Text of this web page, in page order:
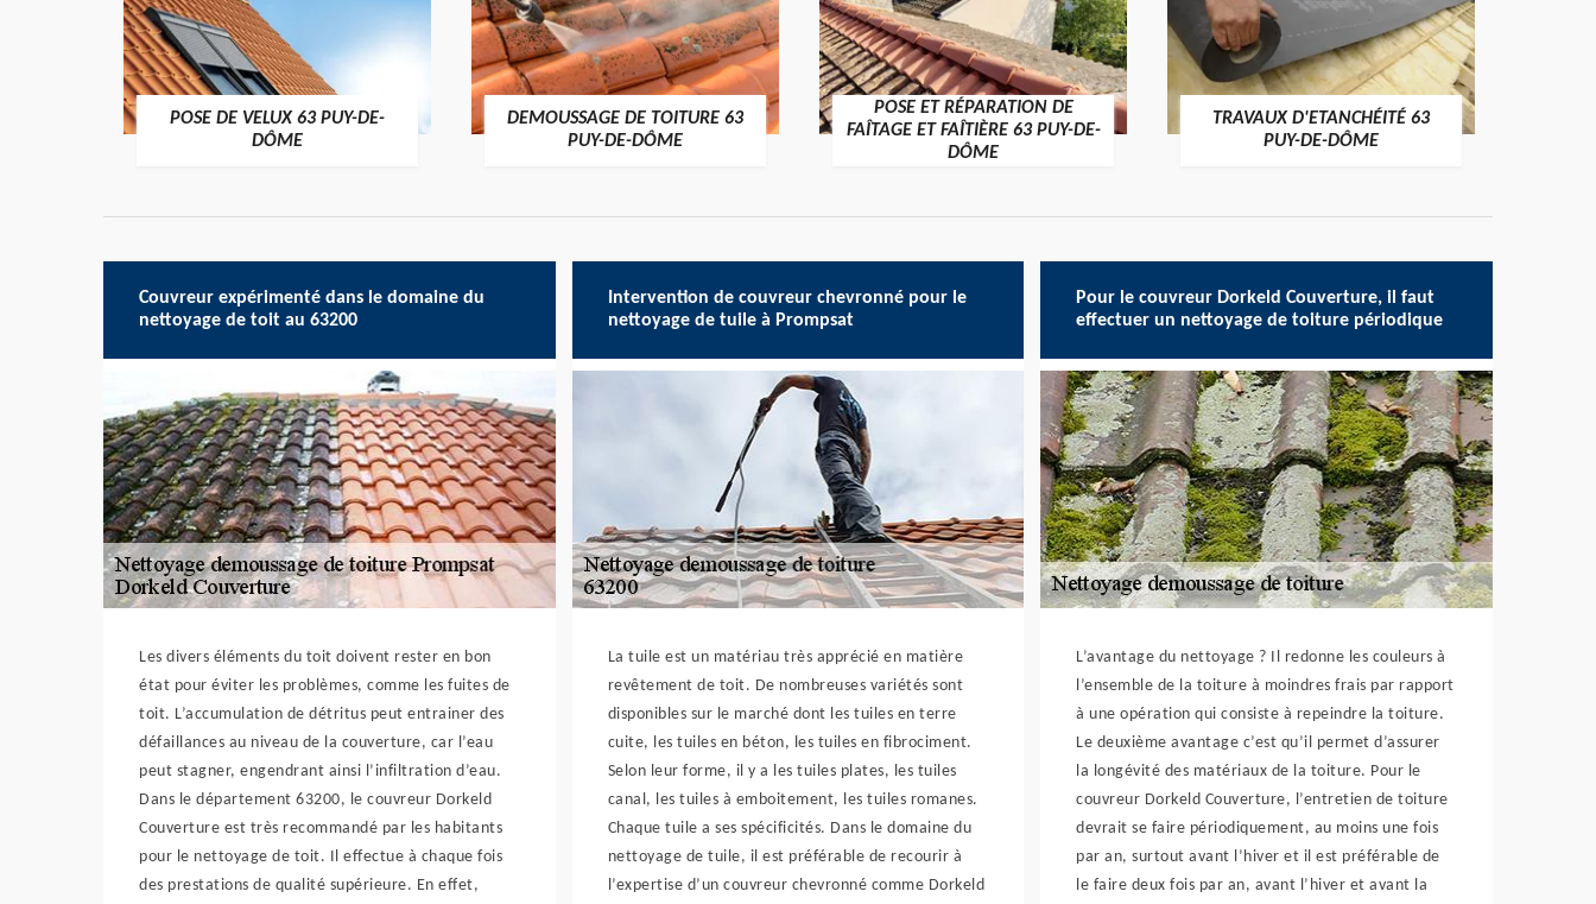
POSE DE VELUX 63 PUY-DE-
DÔME
DEMOUSSAGE DE TOITURE 63
PUY-DE-DÔME
POSE ET RÉPARATION DE
FAÎTAGE ET FAÎTIÈRE 63 PUY-DE-
DÔME
TRAVAUX D'ETANCHÉITÉ 63
PUY-DE-DÔME
Couvreur expérimenté dans le domaine du
nettoyage de toit au 63200
Les divers éléments du toit doivent rester en bon
état pour éviter les problèmes, comme les fuites de
toit. L’accumulation de détritus peut entrainer des
défaillances au niveau de la couverture, car l’eau
peut stagner, engendrant ainsi l’infiltration d’eau.
Dans le département 63200, le couvreur Dorkeld
Couverture est très recommandé par les habitants
pour le nettoyage de toit. Il effectue à chaque fois
des prestations de qualité supérieure. En effet,
Intervention de couvreur chevronné pour le
nettoyage de tuile à Prompsat
La tuile est un matériau très apprécié en matière
revêtement de toit. De nombreuses variétés sont
disponibles sur le marché dont les tuiles en terre
cuite, les tuiles en béton, les tuiles en fibrociment.
Selon leur forme, il y a les tuiles plates, les tuiles
canal, les tuiles à emboitement, les tuiles romanes.
Chaque tuile a ses spécificités. Dans le domaine du
nettoyage de tuile, il est préférable de recourir à
l’expertise d’un couvreur chevronné comme Dorkeld
Pour le couvreur Dorkeld Couverture, il faut
effectuer un nettoyage de toiture périodique
L’avantage du nettoyage ? Il redonne les couleurs à
l’ensemble de la toiture à moindres frais par rapport
à une opération qui consiste à repeindre la toiture.
Le deuxième avantage c’est qu’il permet d’assurer
la longévité des matériaux de la toiture. Pour le
couvreur Dorkeld Couverture, l’entretien de toiture
devrait se faire périodiquement, au moins une fois
par an, surtout avant l’hiver et il est préférable de
le faire deux fois par an, avant l’hiver et avant la